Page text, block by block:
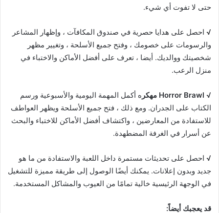
حتى لا تفوت أي شيء.
√ احصل على هدايا حصرية في صندوق المكافآت ، وإظهار المشاعر
والرسومات على خصومك ، وفتح جميع الأسلحة ، وتغيير مظهر
شخصيتك ووالديك. أيضا ، تعرف على أفضل الأماكن والاختباء في
منزل الرعب.
√ Horror Brawl مهكر
ه أكمل المهمة اليومية والأسبوعية ورسم
الكتاب على الجدران. ومع ذلك ، فتح جميع الأسلحة ويظهر العواطف
للاستفادة من المعارضين ، واكتشاف أفضل الأماكن للاختباء والبحث
عن أسرار في الغرفة المضطهدة.
√ احصل على تحديثات مستمرة داخل اللعبة والاستفادة من ما هو
جديد وبدون إعلانات. يمكنك أيضًا الوصول إلى طريقة مميزة للتشغيل
في الوجهة الرئيسية خالية تمامًا من العيوب والمشاكل المستخدمة.
قد يعجبك أيضاً: